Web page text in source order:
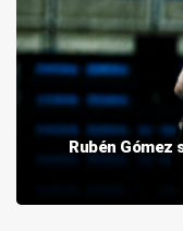
Rubén Gómez